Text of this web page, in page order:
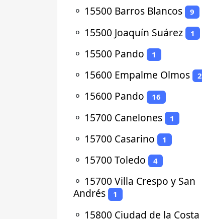
⚬ 15500 Barros Blancos 9
⚬ 15500 Joaquín Suárez 1
⚬ 15500 Pando 1
⚬ 15600 Empalme Olmos 2
⚬ 15600 Pando 16
⚬ 15700 Canelones 1
⚬ 15700 Casarino 1
⚬ 15700 Toledo 4
⚬ 15700 Villa Crespo y San
Andrés
1
⚬ 15800 Ciudad de la Costa